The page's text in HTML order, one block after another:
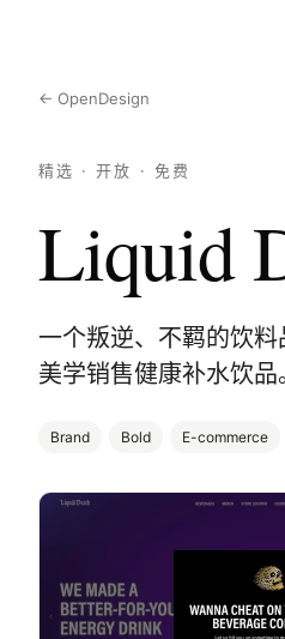
← OpenDesign
精选 · 开放 · 免费
Liquid
一个叛逆、不羁的饮
美学销售健康补水饮品
Brand Bold E-commerce